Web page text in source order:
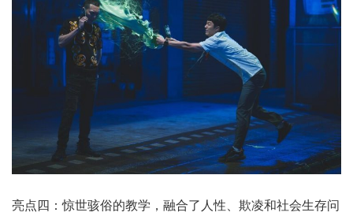
亮点四：惊世骇俗的教学，融合了人性、欺凌和社会生存问